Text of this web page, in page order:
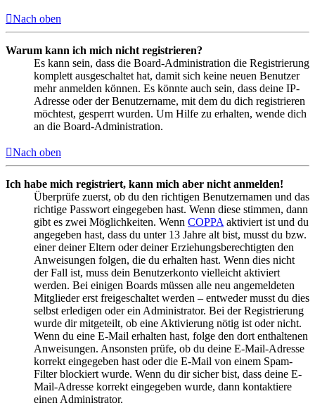
Nach oben
Warum kann ich mich nicht registrieren?
Es kann sein, dass die Board-Administration die Registrierung
komplett ausgeschaltet hat, damit sich keine neuen Benutzer
mehr anmelden können. Es könnte auch sein, dass deine IP-
Adresse oder der Benutzername, mit dem du dich registrieren
möchtest, gesperrt wurden. Um Hilfe zu erhalten, wende dich
an die Board-Administration.
Nach oben
Ich habe mich registriert, kann mich aber nicht anmelden!
Überprüfe zuerst, ob du den richtigen Benutzernamen und das
richtige Passwort eingegeben hast. Wenn diese stimmen, dann
gibt es zwei Möglichkeiten. Wenn COPPA aktiviert ist und du
angegeben hast, dass du unter 13 Jahre alt bist, musst du bzw.
einer deiner Eltern oder deiner Erziehungsberechtigten den
Anweisungen folgen, die du erhalten hast. Wenn dies nicht
der Fall ist, muss dein Benutzerkonto vielleicht aktiviert
werden. Bei einigen Boards müssen alle neu angemeldeten
Mitglieder erst freigeschaltet werden – entweder musst du dies
selbst erledigen oder ein Administrator. Bei der Registrierung
wurde dir mitgeteilt, ob eine Aktivierung nötig ist oder nicht.
Wenn du eine E-Mail erhalten hast, folge den dort enthaltenen
Anweisungen. Ansonsten prüfe, ob du deine E-Mail-Adresse
korrekt eingegeben hast oder die E-Mail von einem Spam-
Filter blockiert wurde. Wenn du dir sicher bist, dass deine E-
Mail-Adresse korrekt eingegeben wurde, dann kontaktiere
einen Administrator.